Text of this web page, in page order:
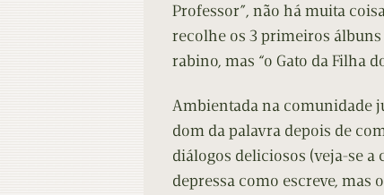
Professor”, não há muita
recolhe os 3 primeiros álbuns
rabino, mas “o Gato da Filha
Ambientada na comunidade
dom da palavra depois de
diálogos deliciosos (veja-se a
depressa como escreve, mas